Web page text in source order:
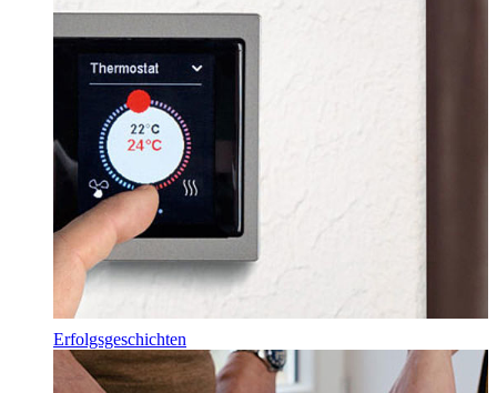
Erfolgsgeschichten